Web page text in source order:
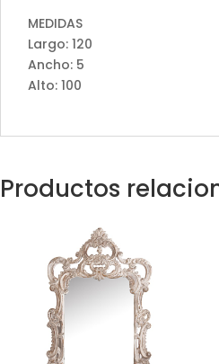
MEDIDAS
Largo: 120
Ancho: 5
Alto: 100
Productos